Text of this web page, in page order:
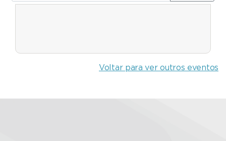
Voltar para ver outros eventos